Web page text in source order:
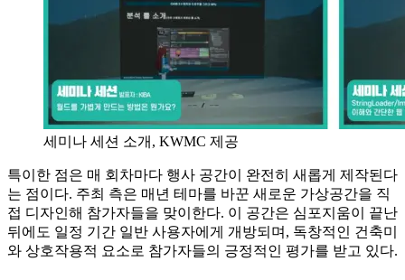
세미나 세션 소개, KWMC 제공
특이한 점은 매 회차마다 행사 공간이 완전히 새롭게 제작된다
는 점이다. 주최 측은 매년 테마를 바꾼 새로운 가상공간을 직
접 디자인해 참가자들을 맞이한다. 이 공간은 심포지움이 끝난
뒤에도 일정 기간 일반 사용자에게 개방되며, 독창적인 건축미
와 상호작용적 요소로 참가자들의 긍정적인 평가를 받고 있다.